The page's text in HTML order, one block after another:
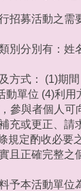
招募活動之
別分別有：
方式： (1)期
單位 (4)利用
參與者個人可
充或更正、請
規定酌收必要
且正確完整
予本活動單位